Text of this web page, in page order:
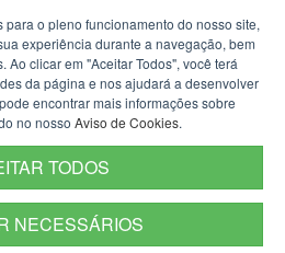
Termos de Uso
o pleno funcionamento do nosso site,
experiência durante a navegação, bem
clicar em "Aceitar Todos", você terá
da página e nos ajudará a desenvolver
encontrar mais informações sobre
no nosso Aviso de Cookies.
TODOS
NECESSÁRIOS